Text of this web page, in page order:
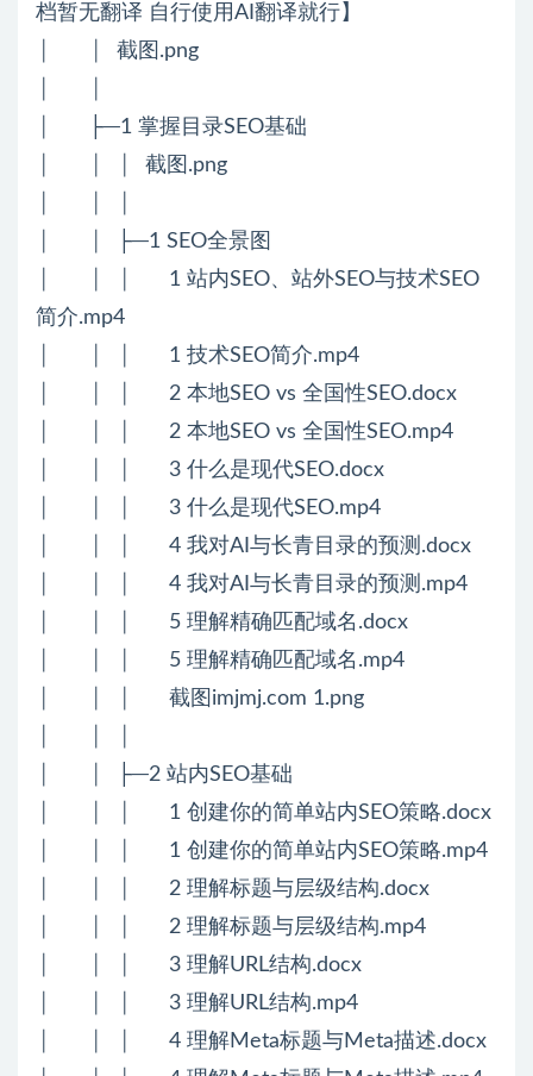
档暂无翻译 自行使用AI翻译就行】
│ │ 截图.png
│ ├─1 掌握目录SEO基础
│ │ │ 截图.png
│ │ ├─1 SEO全景图
│ │ │ 1 站内SEO、站外SEO与技术SEO
简介.mp4
│ │ │ 1 技术SEO简介.mp4
│ │ │ 2 本地SEO vs 全国性SEO.docx
│ │ │ 2 本地SEO vs 全国性SEO.mp4
│ │ │ 3 什么是现代SEO.docx
│ │ │ 3 什么是现代SEO.mp4
│ │ │ 4 我对AI与长青目录的预测.docx
│ │ │ 4 我对AI与长青目录的预测.mp4
│ │ │ 5 理解精确匹配域名.docx
│ │ │ 5 理解精确匹配域名.mp4
│ │ │ 截图imjmj.com 1.png
│ │ ├─2 站内SEO基础
│ │ │ 1 创建你的简单站内SEO策略.docx
│ │ │ 1 创建你的简单站内SEO策略.mp4
│ │ │ 2 理解标题与层级结构.docx
│ │ │ 2 理解标题与层级结构.mp4
│ │ │ 3 理解URL结构.docx
│ │ │ 3 理解URL结构.mp4
│ │ │ 4 理解Meta标题与Meta描述.docx